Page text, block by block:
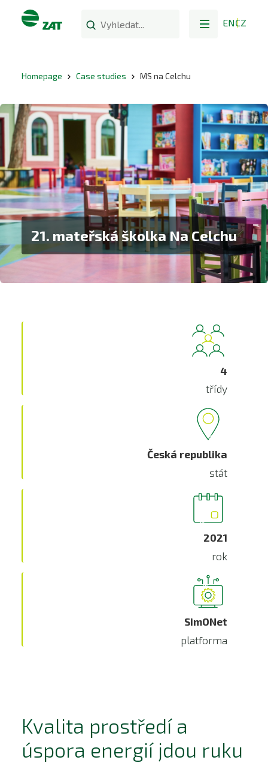
ENCZ
Homepage Case studies MS na Celchu
21. mateřská školka Na Celchu
4
třídy
Česká republika
stát
2021
rok
SimONet
platforma
Kvalita prostředí a
úspora energií jdou ruku